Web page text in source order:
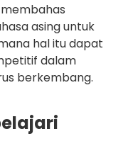
asing untuk
hal itu dapat
dalam
berkembang.